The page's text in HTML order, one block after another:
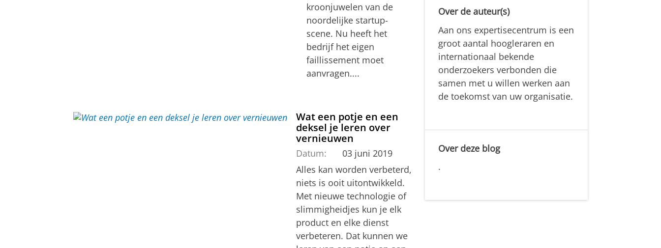
kroonjuwelen van de
noordelijke startup-
scene. Nu heeft het
bedrijf het eigen
faillissement moet
aanvragen....
Wat een potje en een
deksel je leren over
vernieuwen
Datum:
03 juni 2019
Alles kan worden verbeterd,
niets is ooit uitontwikkeld.
Met nieuwe technologie of
slimmigheidjes kun je elk
product en elke dienst
verbeteren. Dat kunnen we
Over de auteur(s)
Aan ons expertisecentrum is een
groot aantal hoogleraren en
internationaal bekende
onderzoekers verbonden die
samen met u willen werken aan
de toekomst van uw organisatie.
Over deze blog
.